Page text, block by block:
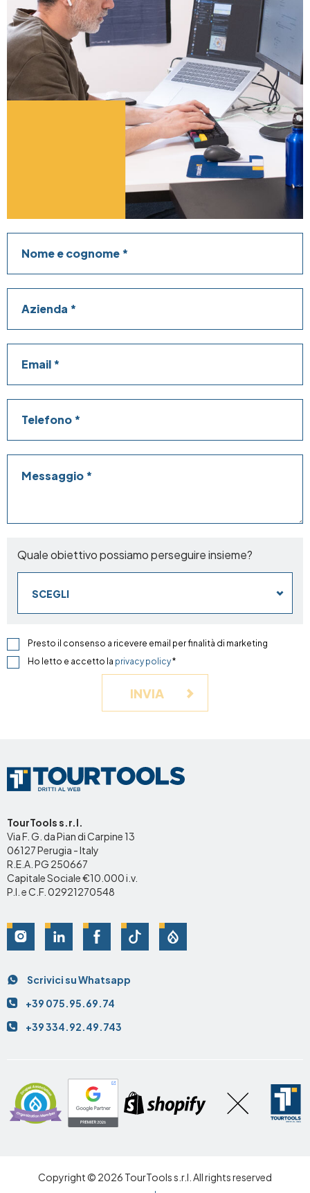
Quale obiettivo possiamo perseguire insieme?
SCEGLI
Presto il consenso a ricevere email per finalità di marketing
Ho letto e accetto la privacy policy*
INVIA
TourTools s.r.l.
Via F. G. da Pian di Carpine 13
06127 Perugia - Italy
R.E.A. PG 250667
Capitale Sociale €10.000 i.v.
P.I. e C.F. 02921270548
Social
Contatti
Scrivici su Whatsapp
+39 075.95.69.74
+39 334.92.49.743
Copyright © 2026 TourTools s.r.l. All rights reserved